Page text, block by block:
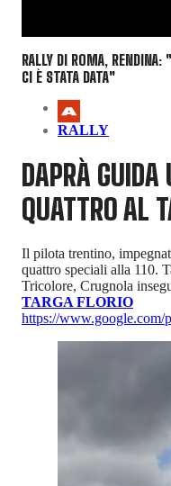
RALLY DI ROMA, RENDINA:
CI È STATA DATA"
RALLY
DAPRÀ
QUATTRO AL
Il pilota trentino,
quattro speciali alla 110.
Tricolore, Crugnola
TARGA FLORIO
https://www.google.com/